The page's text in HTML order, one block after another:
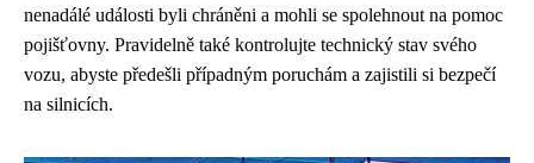
nenadálé události byli chráněni a mohli se spolehnout na pomoc
pojišťovny. Pravidelně také kontrolujte technický stav svého
vozu, abyste předešli případným poruchám a zajistili si bezpečí
na silnicích.